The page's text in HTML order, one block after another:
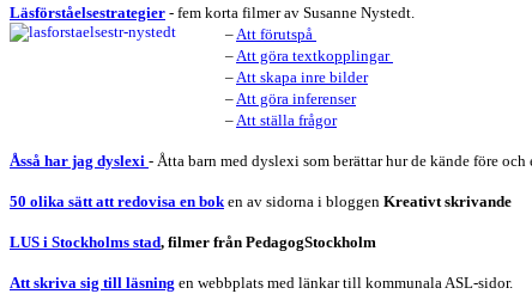
Läsförståelsestrategier - fem korta filmer av Susanne Nystedt.
–Att förutspå
–Att göra textkopplingar
–Att skapa inre bilder
–Att göra inferenser
–Att ställa frågor
Åsså har jag dyslexi - Åtta barn med dyslexi som berättar hur de kände före
50 olika sätt att redovisa en boken av sidorna i bloggen Kreativt skrivande
LUS i Stockholms stad, filmer från PedagogStockholm
Att skriva sig till läsning en webbplats med länkar till kommunala ASL-sidor.